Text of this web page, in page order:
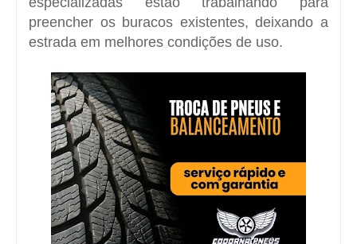
preencher os buracos existentes, deixando a
estrada em melhores condições de uso.